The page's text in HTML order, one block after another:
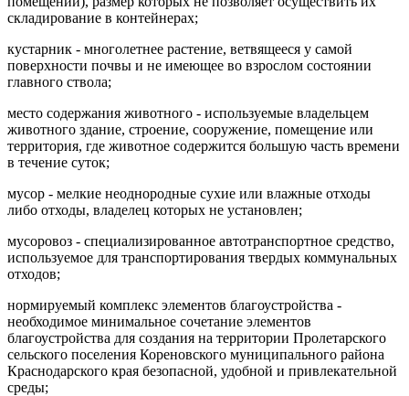
складирование в контейнерах;
кустарник - многолетнее растение, ветвящееся у самой
поверхности почвы и не имеющее во взрослом состоянии
главного ствола;
место содержания животного - используемые владельцем
животного здание, строение, сооружение, помещение или
территория, где животное содержится большую часть времени
в течение суток;
мусор - мелкие неоднородные сухие или влажные отходы
либо отходы, владелец которых не установлен;
мусоровоз - специализированное автотранспортное средство,
используемое для транспортирования твердых коммунальных
отходов;
нормируемый комплекс элементов благоустройства -
необходимое минимальное сочетание элементов
благоустройства для создания на территории Пролетарского
сельского поселения Кореновского муниципального района
Краснодарского края безопасной, удобной и привлекательной
среды;